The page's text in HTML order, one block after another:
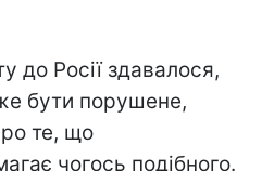
до Росії здавалося,
бути порушене,
те, що
чогось подібного.